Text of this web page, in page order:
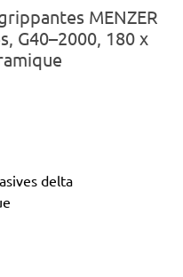
MENZER
G40–2000, 180 x
delta